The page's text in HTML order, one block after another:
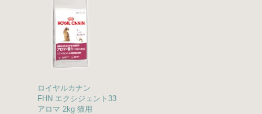
ロイヤルカナン
FHN エクシジェント33
アロマ 2kg 猫用